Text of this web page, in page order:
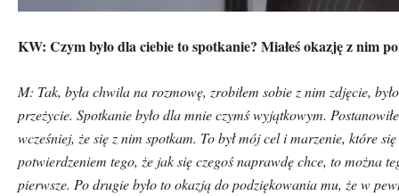
KW: Czym było dla ciebie to spotkanie? Miałeś okazję z nim
M: Tak, była chwila na rozmowę, zrobiłem sobie z nim zdjęcie,
przeżycie. Spotkanie było dla mnie czymś wyjątkowym.
wcześniej, że się z nim spotkam. To był mój cel i marzenie, które się
potwierdzeniem tego, że jak się czegoś naprawdę chce, to można
pierwsze. Po drugie było to okazją do podziękowania mu, że w